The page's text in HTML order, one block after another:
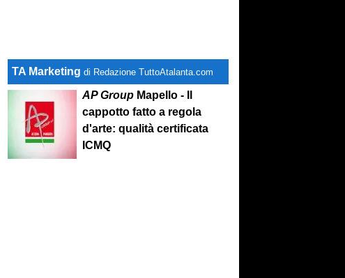
TA Marketing di Redazione TuttoAtalanta.com
AP Group Mapello - Il
cappotto fatto a regola
d'arte: qualità certificata
ICMQ